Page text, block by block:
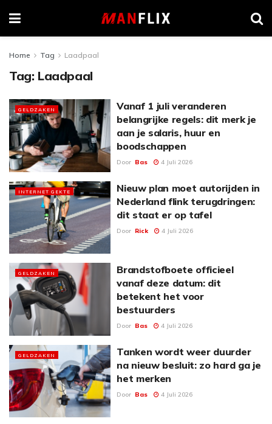
Home Tag Laadpaal
Tag: Laadpaal
GELDZAKEN
Vanaf 1 juli veranderen
belangrijke regels: dit merk je
aan je salaris, huur en
boodschappen
Door Bas 4 Juli 2026
INTERNET GEKTE
Nieuw plan moet autorijden in
Nederland flink terugdringen:
dit staat er op tafel
Door Rick 4 Juli 2026
GELDZAKEN
Brandstofboete officieel
vanaf deze datum: dit
betekent het voor
bestuurders
Door Bas 4 Juli 2026
GELDZAKEN
Tanken wordt weer duurder
na nieuw besluit: zo hard ga je
het merken
Door Bas 4 Juli 2026